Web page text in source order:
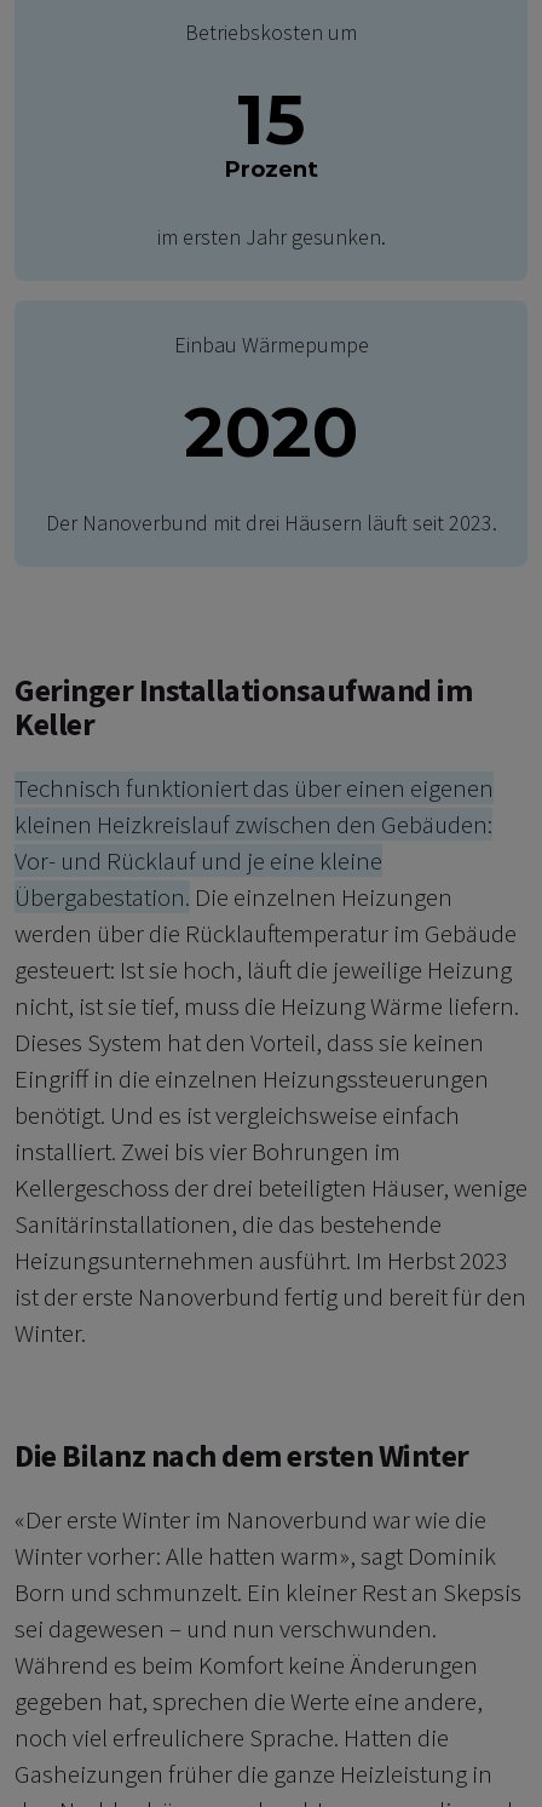
Betriebskosten um
15
Prozent
im ersten Jahr gesunken.
Einbau Wärmepumpe
2020
Der Nanoverbund mit drei Häusern läuft seit 2023.
Geringer Installationsaufwand im
Keller
Technisch funktioniert das über einen eigenen
kleinen Heizkreislauf zwischen den Gebäuden:
Vor- und Rücklauf und je eine kleine
Übergabestation. Die einzelnen Heizungen
werden über die Rücklauftemperatur im Gebäude
gesteuert: Ist sie hoch, läuft die jeweilige Heizung
nicht, ist sie tief, muss die Heizung Wärme liefern.
Dieses System hat den Vorteil, dass sie keinen
Eingriff in die einzelnen Heizungssteuerungen
benötigt. Und es ist vergleichsweise einfach
installiert. Zwei bis vier Bohrungen im
Kellergeschoss der drei beteiligten Häuser, wenige
Sanitärinstallationen, die das bestehende
Heizungsunternehmen ausführt. Im Herbst 2023
ist der erste Nanoverbund fertig und bereit für den
Winter.
Die Bilanz nach dem ersten Winter
«Der erste Winter im Nanoverbund war wie die
Winter vorher: Alle hatten warm», sagt Dominik
Born und schmunzelt. Ein kleiner Rest an Skepsis
sei dagewesen – und nun verschwunden.
Während es beim Komfort keine Änderungen
gegeben hat, sprechen die Werte eine andere,
noch viel erfreulichere Sprache. Hatten die
Gasheizungen früher die ganze Heizleistung in